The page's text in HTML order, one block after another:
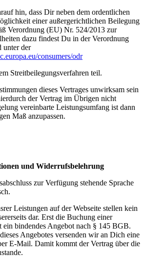
hin, dass Dir neben dem ordentlichen
einer außergerichtlichen Beilegung
Verordnung (EU) Nr. 524/2013 zur
dazu findest Du in der Verordnung
unter der
consumers/odr
Streitbeilegungsverfahren teil.
dieses Vertrages unwirksam sein
der Vertrag im Übrigen nicht
vereinbarte Leistungsumfang ist dann
Maß anzupassen.
und Widerrufsbelehrung
zur Verfügung stehende Sprache
Leistungen auf der Webseite stellen kein
dar. Erst die Buchung einer
bindendes Angebot nach § 145 BGB.
Angebotes versenden wir an Dich eine
E-Mail. Damit kommt der Vertrag über die